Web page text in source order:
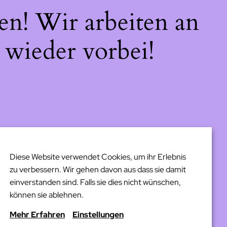
Wir arbeiten an
vorbei!
Diese Website verwendet Cookies, um ihr Erlebnis
zu verbessern. Wir gehen davon aus dass sie damit
einverstanden sind. Falls sie dies nicht wünschen,
können sie ablehnen.
Mehr Erfahren
Einstellungen